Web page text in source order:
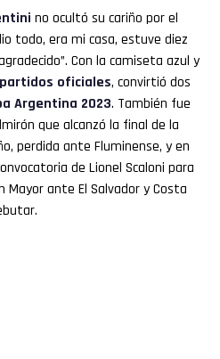
no ocultó su cariño por el
todo, era mi casa, estuve diez
Con la camiseta azul y
oficiales, convirtió dos
Argentina 2023. También fue
que alcanzó la final de la
perdida ante Fluminense, y en
de Lionel Scaloni para
Mayor ante El Salvador y Costa